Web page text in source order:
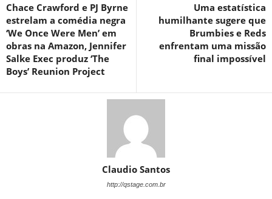
Chace Crawford e PJ Byrne
estrelam a comédia negra
‘We Once Were Men’ em
obras na Amazon, Jennifer
Salke Exec produz ‘The
Boys’ Reunion Project
Uma estatística
humilhante sugere que
Brumbies e Reds
enfrentam uma missão
final impossível
Claudio Santos
http://qstage.com.br